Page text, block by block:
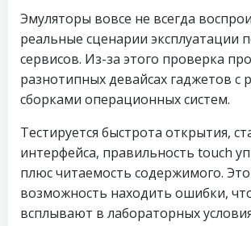
Эмуляторы вовсе не всегда
реальные сценарии эксплуатации
сервисов. Из-за этого проверка
разнотипных девайсах гаджетов с
сборками операционных систем.
Тестируется быстрота открытия,
интерфейса, правильность touch
плюс читаемость содержимого.
возможность находить ошибки,
всплывают в лабораторных